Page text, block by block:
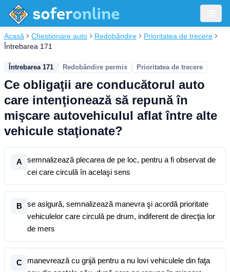
Acasă Chestionare auto Redobândire
Prioritatea de trecere
Întrebarea 171
Întrebarea 171 Redobândire permis Prioritatea de trecere
Ce obligaţii are conducătorul auto
care intenţionează să repună în
mişcare autovehiculul aflat între alte
vehicule staţionate?
A
semnalizează plecarea de pe loc, pentru a fi observat de
cei care circulă în acelaşi sens
B
se asigură, semnalizează manevra şi acordă prioritate
vehiculelor care circulă pe drum, indiferent de direcţia lor
de mers
C
manevrează cu grijă pentru a nu lovi vehiculele din faţa